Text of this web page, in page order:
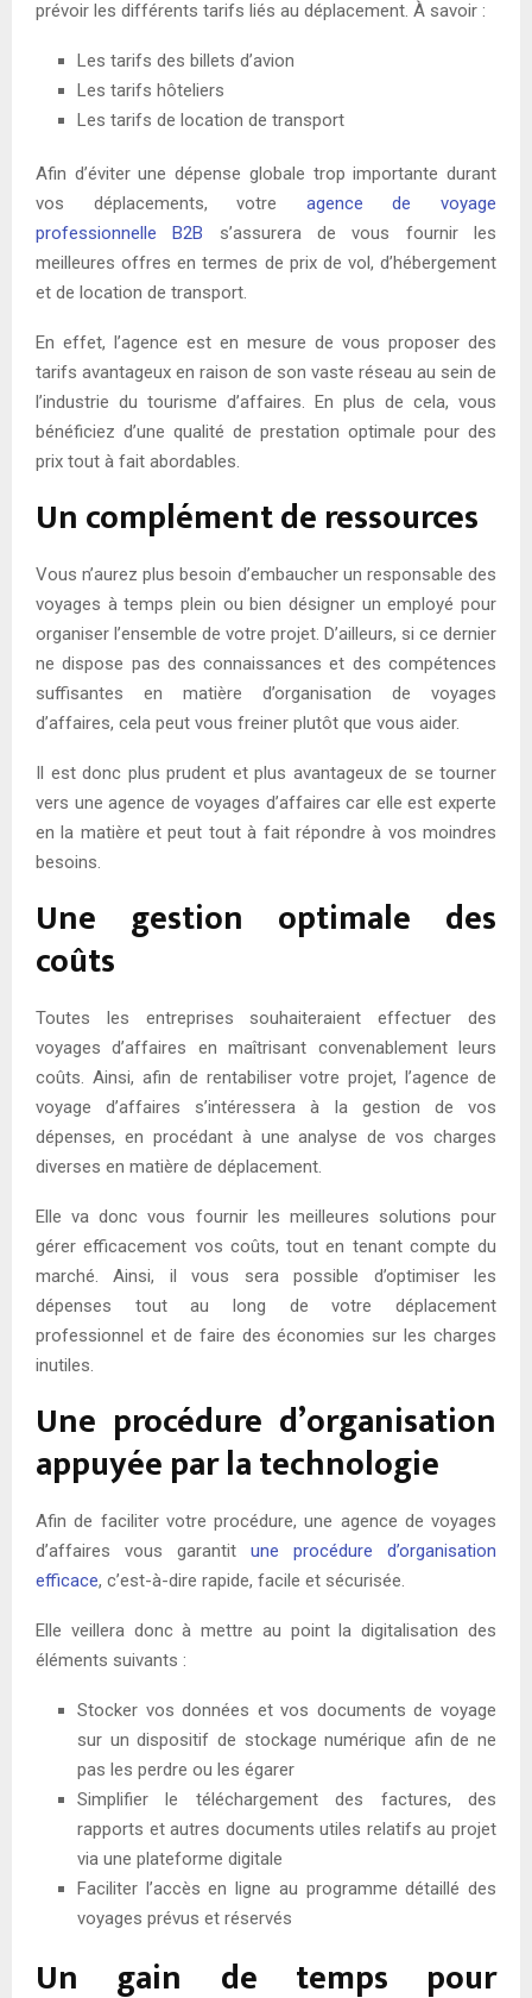
prévoir les différents tarifs liés au déplacement. À savoir :
Les tarifs des billets d’avion
Les tarifs hôteliers
Les tarifs de location de transport
Afin d’éviter une dépense globale trop importante durant
vos déplacements, votre agence de voyage
professionnelle B2B s’assurera de vous fournir les
meilleures offres en termes de prix de vol, d’hébergement
et de location de transport.
En effet, l’agence est en mesure de vous proposer des
tarifs avantageux en raison de son vaste réseau au sein de
l’industrie du tourisme d’affaires. En plus de cela, vous
bénéficiez d’une qualité de prestation optimale pour des
prix tout à fait abordables.
Un complément de ressources
Vous n’aurez plus besoin d’embaucher un responsable des
voyages à temps plein ou bien désigner un employé pour
organiser l’ensemble de votre projet. D’ailleurs, si ce dernier
ne dispose pas des connaissances et des compétences
suffisantes en matière d’organisation de voyages
d’affaires, cela peut vous freiner plutôt que vous aider.
Il est donc plus prudent et plus avantageux de se tourner
vers une agence de voyages d’affaires car elle est experte
en la matière et peut tout à fait répondre à vos moindres
besoins.
Une gestion optimale des
coûts
Toutes les entreprises souhaiteraient effectuer des
voyages d’affaires en maîtrisant convenablement leurs
coûts. Ainsi, afin de rentabiliser votre projet, l’agence de
voyage d’affaires s’intéressera à la gestion de vos
dépenses, en procédant à une analyse de vos charges
diverses en matière de déplacement.
Elle va donc vous fournir les meilleures solutions pour
gérer efficacement vos coûts, tout en tenant compte du
marché. Ainsi, il vous sera possible d’optimiser les
dépenses tout au long de votre déplacement
professionnel et de faire des économies sur les charges
inutiles.
Une procédure d’organisation
appuyée par la technologie
Afin de faciliter votre procédure, une agence de voyages
d’affaires vous garantit une procédure d’organisation
efficace, c’est-à-dire rapide, facile et sécurisée.
Elle veillera donc à mettre au point la digitalisation des
éléments suivants :
Stocker vos données et vos documents de voyage
sur un dispositif de stockage numérique afin de ne
pas les perdre ou les égarer
Simplifier le téléchargement des factures, des
rapports et autres documents utiles relatifs au projet
via une plateforme digitale
Faciliter l’accès en ligne au programme détaillé des
voyages prévus et réservés
Un gain de temps pour